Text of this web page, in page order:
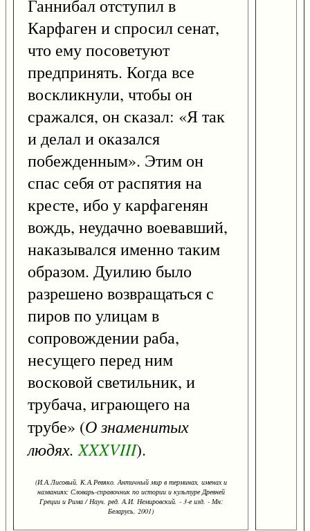
Ганнибал отступил в
Карфаген и спросил сенат,
что ему посоветуют
предпринять. Когда все
воскликнули, чтобы он
сражался, он сказал: «Я так
и делал и оказался
побежденным». Этим он
спас себя от распятия на
кресте, ибо у карфагенян
вождь, неудачно воевавший,
наказывался именно таким
образом. Дуилию было
разрешено возвращаться с
пиров по улицам в
сопровождении раба,
несущего перед ним
восковой светильник, и
трубача, играющего на
трубе» (О знаменитых
людях. XXXVIII).
(И.А.Лисовый, К.А.Ревяко. Античный мир в терминах, именах и
названиях: Словарь-справочник по истории и культуре Древней
Греции и Рима / Науч. ред. А.И. Немировский. - 3-е изд. - Мн:
Беларусь, 2001)